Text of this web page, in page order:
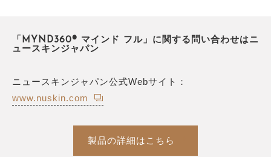
「MYND360® マインド フル」に関する問い合わせはニ
ュースキンジャパン
ニュースキンジャパン公式Webサイト：
www.nuskin.com
製品の詳細はこちら